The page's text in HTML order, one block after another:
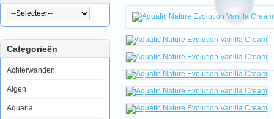
Categorieën
Achterwanden
Algen
Aquaria
Aquaria
Aquatic
Nature
Evolution
Vanilla
Cream